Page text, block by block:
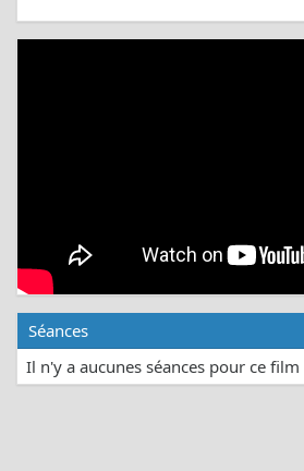
Séances
Il n'y a aucunes séances pour ce film